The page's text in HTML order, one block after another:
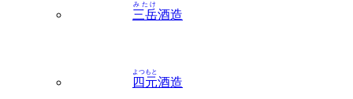
三岳
みたけ
酒造
四元
よつもと
酒造